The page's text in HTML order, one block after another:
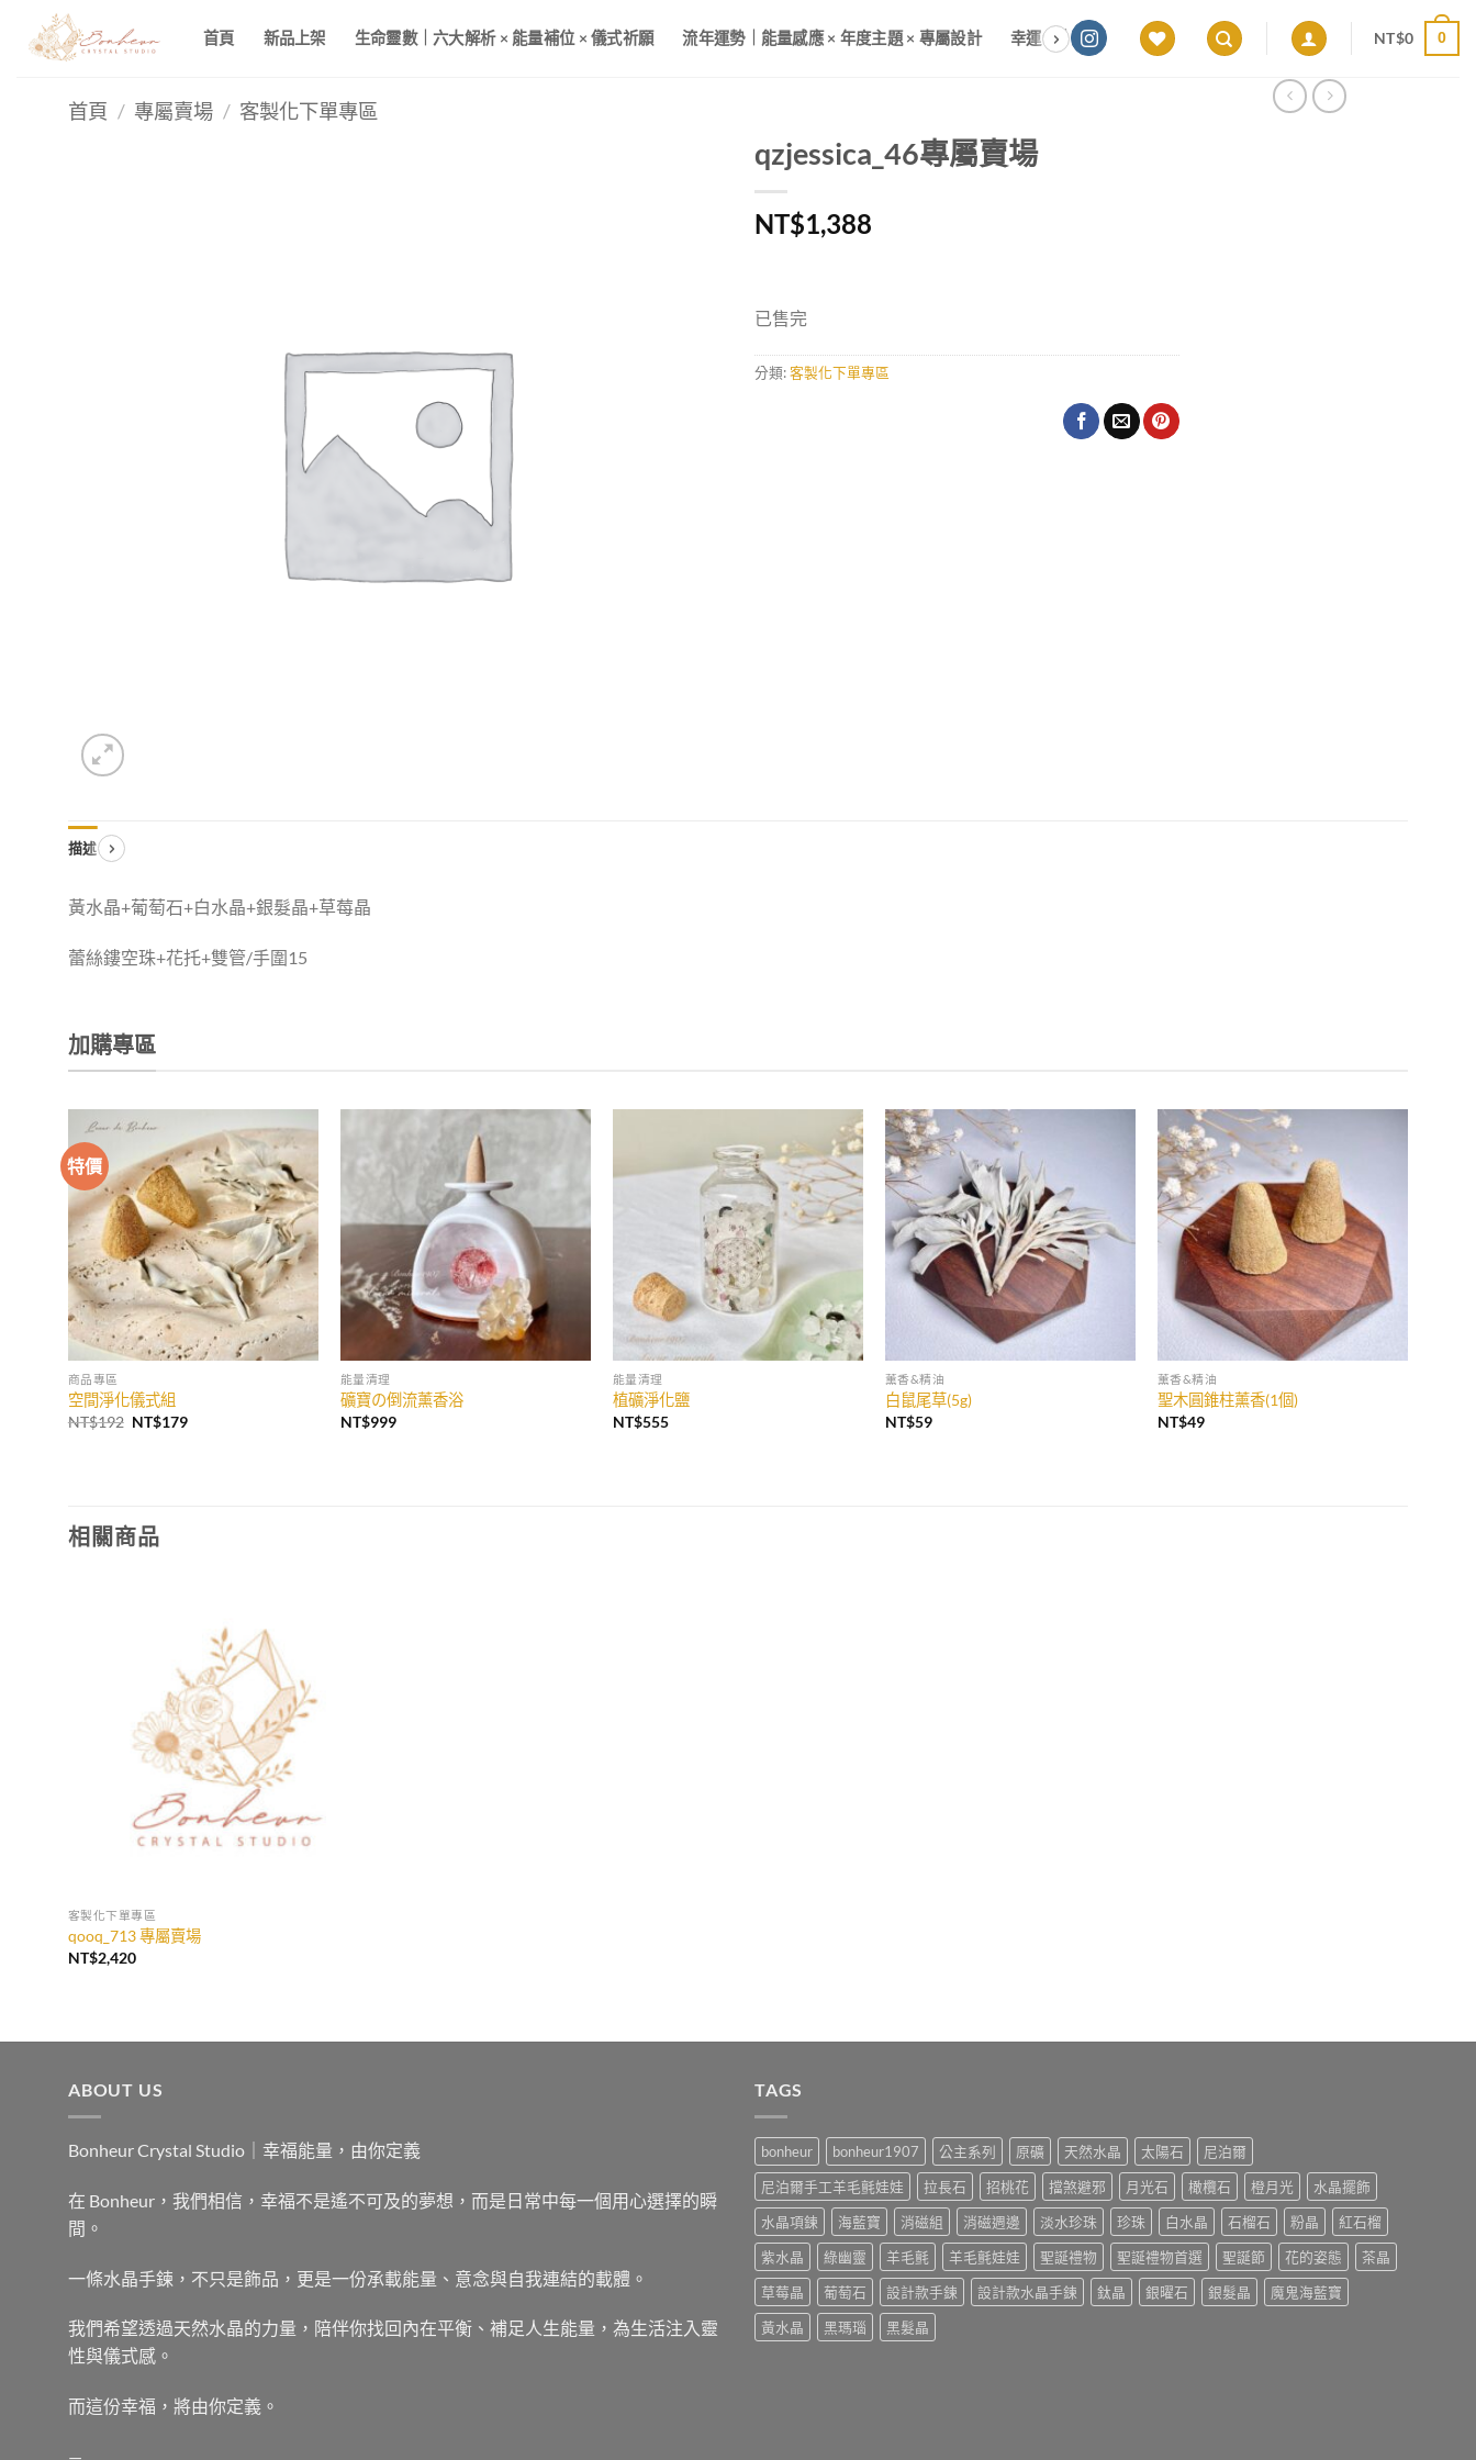
首頁 新品上架 生命靈數｜六大解析 × 能量補位 × 儀式祈願 流年運勢｜能量感應 × 年度主題 × 專屬設計 幸運色｜能量感應 × 色彩頻率 × 專屬設計 願望顯化｜意圖啟動
NT$0 0
首頁 / 專屬賣場 / 客製化下單專區
qzjessica_46專屬賣場
NT$1,388
已售完
分類:客製化下單專區
描述
黃水晶+葡萄石+白水晶+銀髮晶+草莓晶
蕾絲鏤空珠+花托+雙管/手圍15
加購專區
特價
加入
收藏
商品專區
空間淨化儀式組
NT$192 原
NT$179目
能量清理
礦寶の倒流薰香浴
NT$999
加入
收藏
能量清理
植礦淨化鹽
NT$555
薰香&精油
白鼠尾草(5g)
NT$59
薰香&精油
聖木圓錐柱薰香(1個)
NT$49
相關商品
客製化下單專區
qooq_713 專屬賣場
NT$2,420
ABOUT US
Bonheur Crystal Studio｜幸福能量，由你定義
在 Bonheur，我們相信，幸福不是遙不可及的夢想，而是日常中每一個用心選擇的瞬
間。
一條水晶手鍊，不只是飾品，更是一份承載能量、意念與自我連結的載體。
我們希望透過天然水晶的力量，陪伴你找回內在平衡、補足人生能量，為生活注入靈
性與儀式感。
而這份幸福，將由你定義。
TAGS
bonheur bonheur1907 公主系列 原礦 天然水晶 太陽石
尼泊爾
尼泊爾手工羊毛氈娃娃
拉長石 招桃花 擋煞避邪 月光石 橄欖石 橙月光
水晶擺飾
水晶項鍊
海藍寶 消磁組 消磁週邊 淡水珍珠 珍珠 白水晶 石榴石 粉晶
紅石榴
紫水晶
綠幽靈 羊毛氈 羊毛氈娃娃 聖誕禮物 聖誕禮物首選 聖誕節 花的姿態
茶晶
草莓晶
葡萄石 設計款手鍊 設計款水晶手鍊 鈦晶 銀曜石 銀髮晶
魔鬼海藍寶
黃水晶
黑瑪瑙 黑髮晶